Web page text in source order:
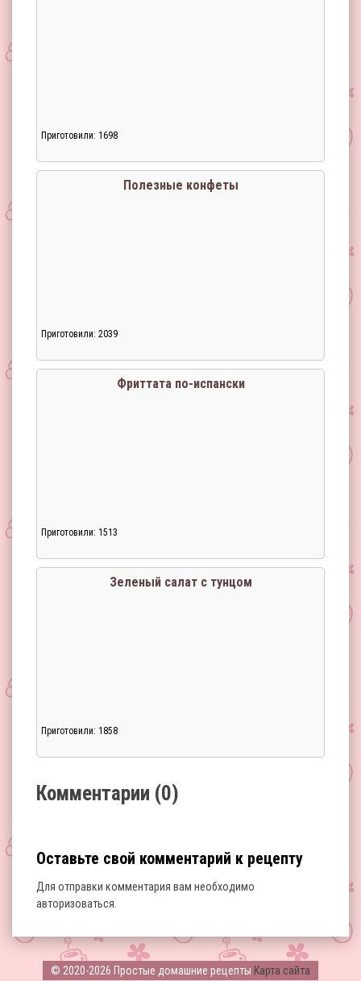
Приготовили: 1698
Полезные конфеты
Приготовили: 2039
Загрузка...
Фриттата по-испански
Приготовили: 1513
Зеленый салат с тунцом
Приготовили: 1858
Комментарии (0)
Оставьте свой комментарий к рецепту
Для отправки комментария вам необходимо
авторизоваться
© 2020-2026 Простые домашние рецепты Карта сайта